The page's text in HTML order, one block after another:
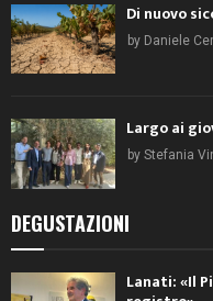
Di nuovo
by Daniele
Largo ai
by Stefania
DEGUSTAZIONI
Lanati: «Il